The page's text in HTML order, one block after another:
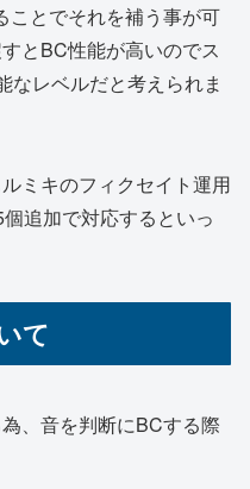
ことでそれを補う事が可
とBC性能が高いのでス
なレベルだと考えられま
ミキのフィクセイト運用
追加で対応するといっ
て
、音を判断にBCする際